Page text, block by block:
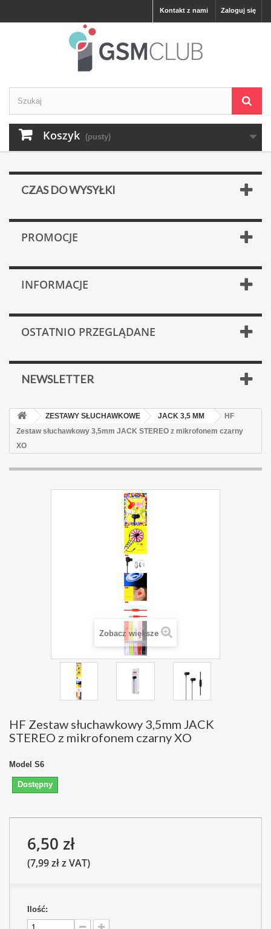
Zaloguj się
Kontakt z nami
Koszyk (pusty)
CZAS DO WYSYŁKI
PROMOCJE
INFORMACJE
OSTATNIO PRZEGLĄDANE
NEWSLETTER
ZESTAWY SŁUCHAWKOWE JACK 3,5 MM
HF
Zestaw słuchawkowy 3,5mm JACK STEREO z mikrofonem czarny
XO
Zobacz większe
HF Zestaw słuchawkowy 3,5mm JACK
STEREO z mikrofonem czarny XO
Model S6
Dostępny
6,50 zł
(7,99 zł z VAT)
Ilość: